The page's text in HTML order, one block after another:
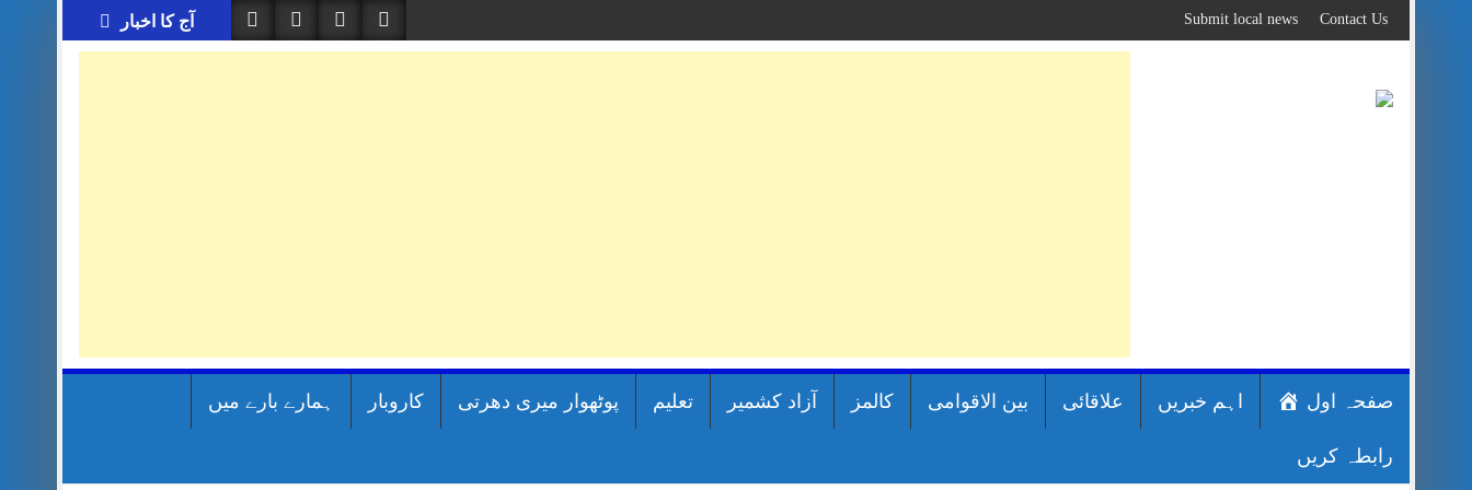
to
content
آج کا اخبار Contact Us
Submit local news
صفحہ اول اہم خبریں علاقائی بین الاقوامی کالمز آزاد کشمیر تعلیم پوٹھوار میری دھرتی کاروبار ہمارے بارے میں
رابطہ کریں